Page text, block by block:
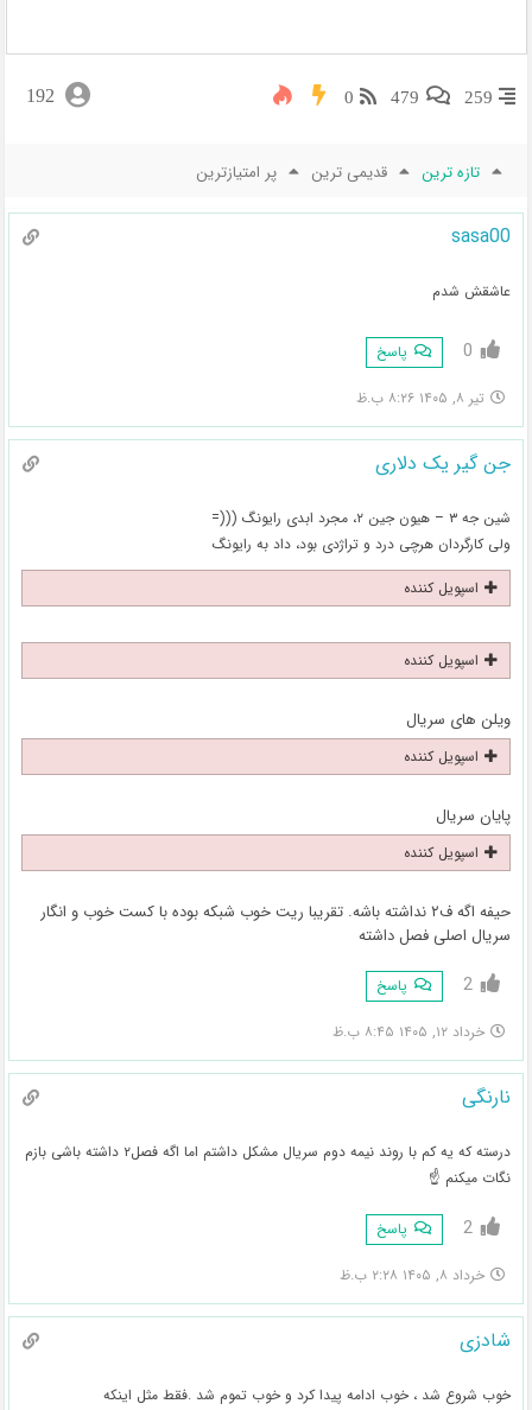
259
479
0
192
تازه ترین قدیمی ترین پر امتیازترین
sasa00
عاشقش شدم
0 پاسخ
تیر ۸, ۱۴۰۵ ۸:۲۶ ب.ظ
جن گیر یک دلاری
شین جه ۳ – هیون جین ۲، مجرد ابدی رایونگ (((=
ولی کارگردان هرچی درد و تراژدی بود، داد به رایونگ
اسپویل کننده
اسپویل کننده
ویلن های سریال
اسپویل کننده
پایان سریال
اسپویل کننده
حیفه اگه ف۲ نداشته باشه. تقریبا ریت خوب شبکه بوده با کست خوب و انگار
سریال اصلی فصل داشته
2 پاسخ
خرداد ۱۲, ۱۴۰۵ ۸:۴۵ ب.ظ
نارنگی
درسته که یه کم با روند نیمه دوم سریال مشکل داشتم اما اگه فصل۲ داشته باشی بازم
نگات میکنم ☝️
2 پاسخ
خرداد ۸, ۱۴۰۵ ۲:۲۸ ب.ظ
شادزی
خوب شروع شد ، خوب ادامه پیدا کرد و خوب تموم شد .فقط مثل اینکه